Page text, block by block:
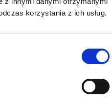
korzystania z ich usług.